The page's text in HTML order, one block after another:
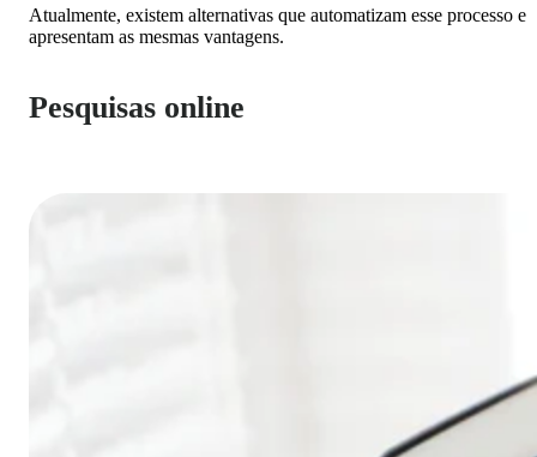
Atualmente, existem alternativas que automatizam esse processo e
apresentam as mesmas vantagens.
Pesquisas online